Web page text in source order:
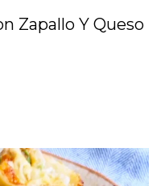
Zapallo Y Queso